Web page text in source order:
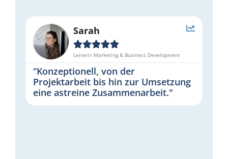
Sarah

Leiterin Marketing & Business Development
“Konzeptionell, von der
Projektarbeit bis hin zur Umsetzung
eine astreine Zusammenarbeit."